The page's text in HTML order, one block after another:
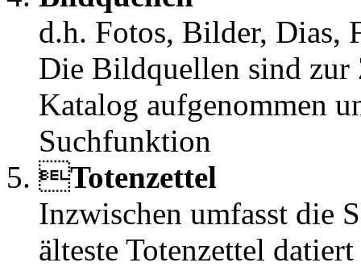
d.h. Fotos, Bilder, Dias,
Die Bildquellen sind
Katalog aufgenommen
Suchfunktion
Totenzettel
Inzwischen umfasst die
älteste Totenzettel